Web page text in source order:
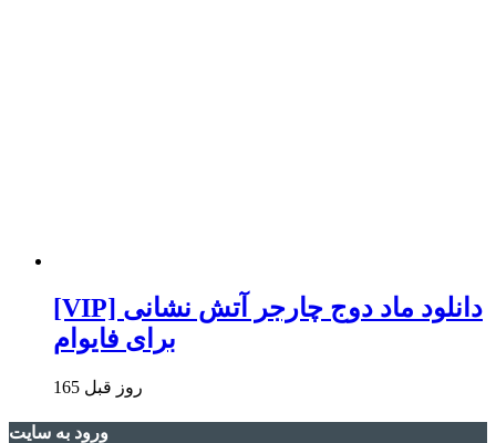
[VIP] دانلود ماد دوج چارجر آتش نشانی
برای فایوام
165 روز قبل
ورود به سایت